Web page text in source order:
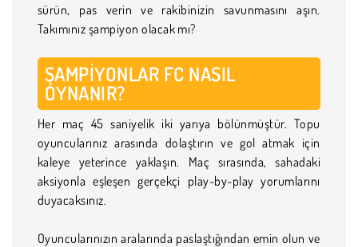
sürün, pas verin ve rakibinizin savunmasını aşın.
Takımınız şampiyon olacak mı?
ŞAMPIYONLAR FC NASIL
OYNANIR?
Her maç 45 saniyelik iki yarıya bölünmüştür. Topu
oyuncularınız arasında dolaştırın ve gol atmak için
kaleye yeterince yaklaşın. Maç sırasında, sahadaki
aksiyonla eşleşen gerçekçi play-by-play yorumlarını
duyacaksınız.
Oyuncularınızın aralarında paslaştığından emin olun ve